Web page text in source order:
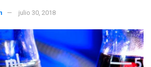
julio 30, 2018